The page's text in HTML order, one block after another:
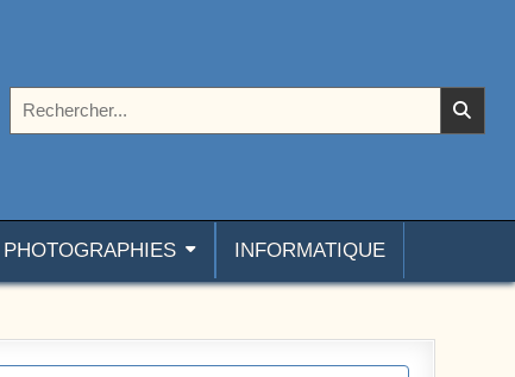
PHOTOGRAPHIES INFORMATIQUE